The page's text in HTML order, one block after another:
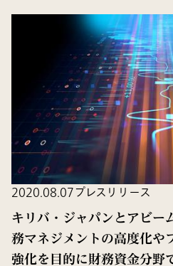
2020.08.07プレスリリース
キリバ・ジャパンとアビー
務マネジメントの高度化や
強化を目的に財務資金分野